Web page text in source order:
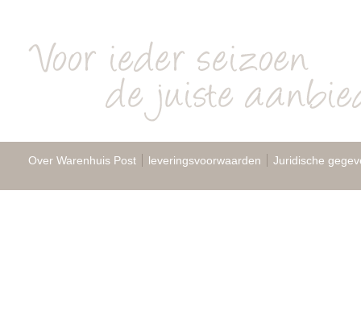
Over Warenhuis Post leveringsvoorwaarden Juridische